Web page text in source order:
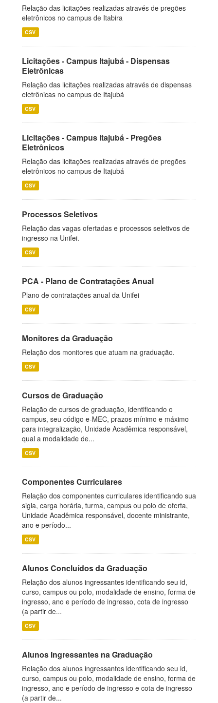
Relação das licitações realizadas através de pregões
eletrônicos no campus de Itabira
CSV
Licitações - Campus Itajubá - Dispensas
Eletrônicas
Relação das licitações realizadas através de dispensas
eletrônicas no campus de Itajubá
CSV
Licitações - Campus Itajubá - Pregões
Eletrônicos
Relação das licitações realizadas através de pregões
eletrônicos no campus de Itajubá
CSV
Processos Seletivos
Relação das vagas ofertadas e processos seletivos de
ingresso na Unifei.
CSV
PCA - Plano de Contratações Anual
Plano de contratações anual da Unifei
CSV
Monitores da Graduação
Relação dos monitores que atuam na graduação.
CSV
Cursos de Graduação
Relação de cursos de graduação, identificando o
campus, seu código e-MEC, prazos mínimo e máximo
para integralização, Unidade Acadêmica responsável,
qual a modalidade de...
CSV
Componentes Curriculares
Relação dos componentes curriculares identificando sua
sigla, carga horária, turma, campus ou polo de oferta,
Unidade Acadêmica responsável, docente ministrante,
ano e período...
CSV
Alunos Concluídos da Graduação
Relação dos alunos ingressantes identificando seu id,
curso, campus ou polo, modalidade de ensino, forma de
ingresso, ano e período de ingresso, cota de ingresso
(a partir de...
CSV
Alunos Ingressantes na Graduação
Relação dos alunos ingressantes identificando seu id,
curso, campus ou polo, modalidade de ensino, forma de
ingresso, ano e período de ingresso e cota de ingresso
(a partir de...